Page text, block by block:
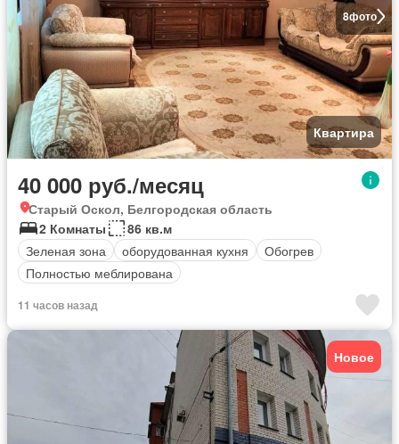
8фото
Квартира
40 000 руб./месяц
Старый Оскол, Белгородская область
2 Комнаты
86 кв.м
Зеленая зона
оборудованная кухня
Обогрев
Полностью меблирована
11 часов назад
Новое